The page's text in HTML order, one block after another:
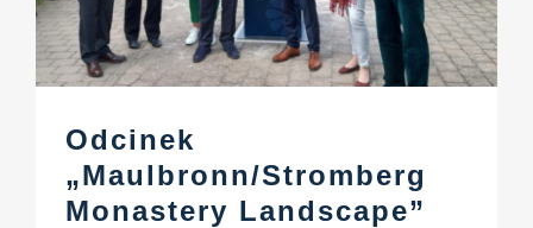
Odcinek
„Maulbronn/Stromberg
Monastery Landscape”